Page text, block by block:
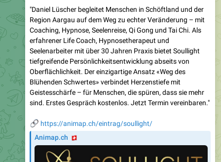
"Daniel Lüscher begleitet Menschen in Schöftland und der
Region Aargau auf dem Weg zu echter Veränderung – mit
Coaching, Hypnose, Seelenreise, Qi Gong und Tai Chi. Als
erfahrener Life Coach, Hypnosetherapeut und
Seelenarbeiter mit über 30 Jahren Praxis bietet Soullight
tiefgreifende Persönlichkeitsentwicklung abseits von
Oberflächlichkeit. Der einzigartige Ansatz «Weg des
Blühenden Schwertes» verbindet Herzenstiefe mit
Geistesschärfe – für Menschen, die spüren, dass sie mehr
sind. Erstes Gespräch kostenlos. Jetzt Termin vereinbaren."
https://animap.ch/eintrag/soullight/
Animap.ch
🇨🇭